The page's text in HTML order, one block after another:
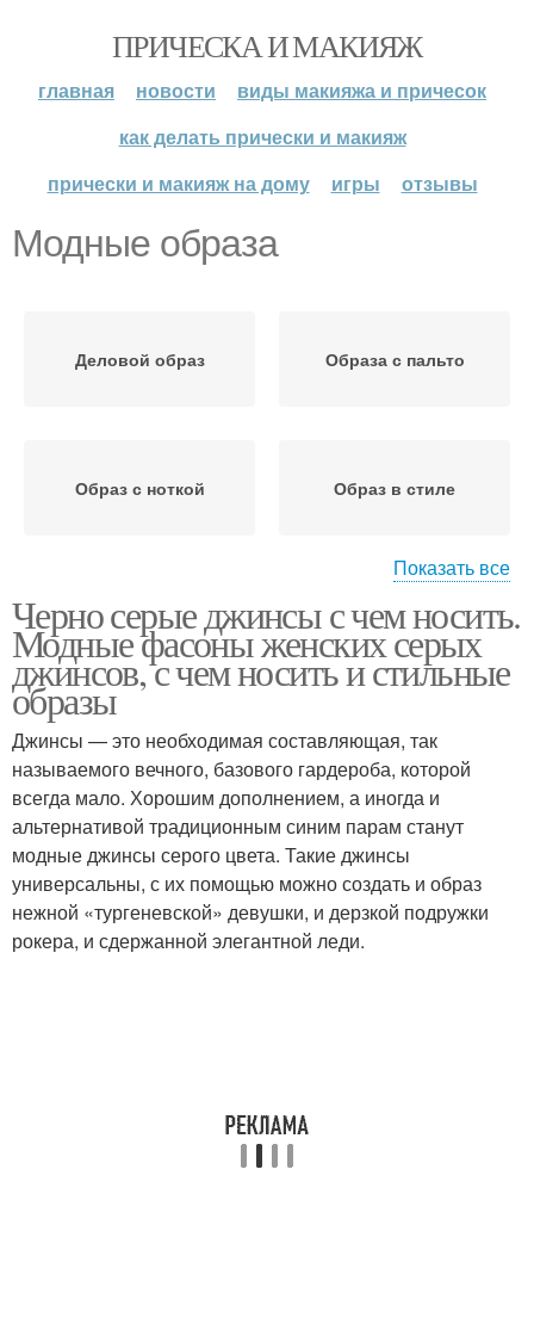
ПРИЧЕСКА И МАКИЯЖ
главная новости
виды макияжа и причесок
как делать прически и макияж
прически и макияж на дому
игры отзывы
Модные образа
Деловой образ Образа с пальто
Образ с ноткой Образ в стиле
Модные тренды Модные тенденции
Модные луки Женский образ
Образа с платьями
Варианты для
стильных образов
Показать все
Черно серые джинсы с чем носить.
Модные фасоны женских серых
джинсов, с чем носить и стильные
образы
Джинсы — это необходимая составляющая, так
называемого вечного, базового гардероба, которой
всегда мало. Хорошим дополнением, а иногда и
альтернативой традиционным синим парам станут
модные джинсы серого цвета. Такие джинсы
универсальны, с их помощью можно создать и образ
нежной «тургеневской» девушки, и дерзкой подружки
рокера, и сдержанной элегантной леди.